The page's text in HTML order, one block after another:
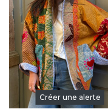
Créer une alerte